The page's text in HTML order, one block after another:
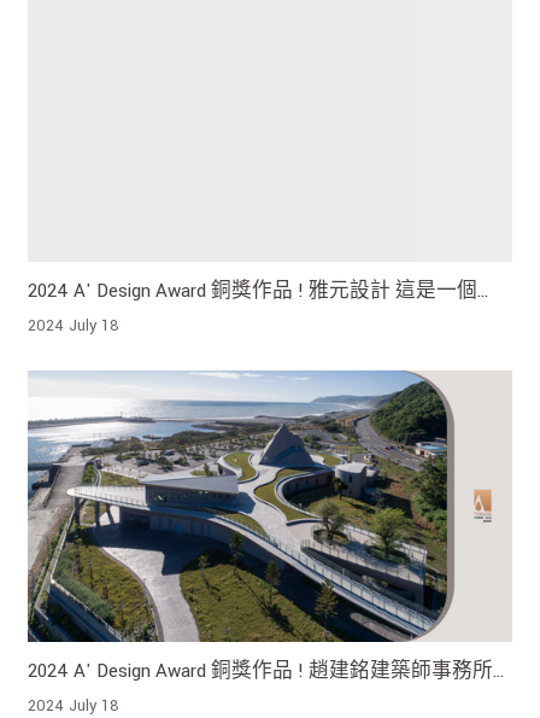
2024 A' Design Award 銅獎作品 ! 雅元設計 這是一個
『自然』存在的建築
2024 July 18
2024 A' Design Award 銅獎作品 ! 趙建銘建築師事務所
打開國際視野 南迴公路最美休息站台東大武之心南迴
2024 July 18